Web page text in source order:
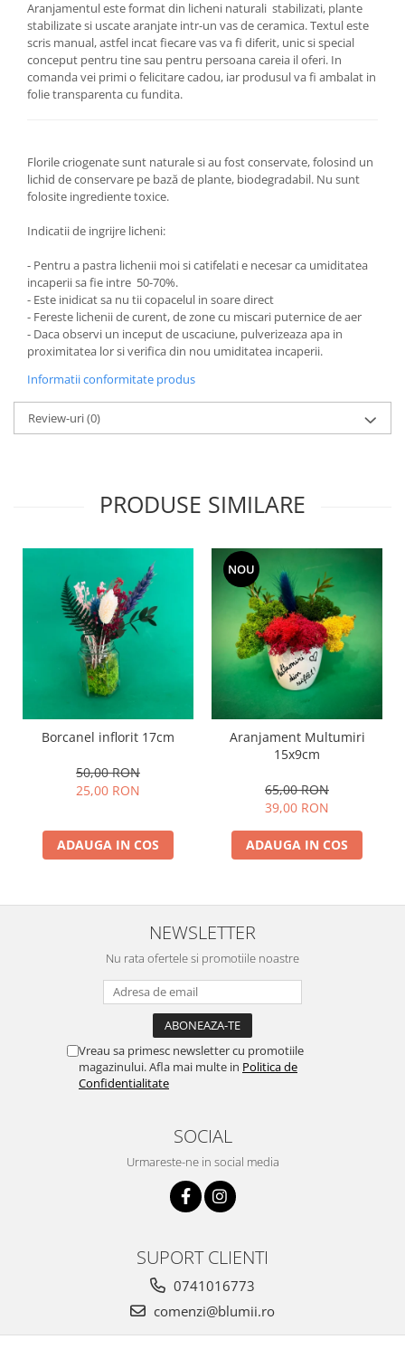
Aranjamentul este format din licheni naturali stabilizati, plante
stabilizate si uscate aranjate intr-un vas de ceramica. Textul este
scris manual, astfel incat fiecare vas va fi diferit, unic si special
conceput pentru tine sau pentru persoana careia il oferi. In
comanda vei primi o felicitare cadou, iar produsul va fi ambalat in
folie transparenta cu fundita.
Florile criogenate sunt naturale si au fost conservate, folosind un
lichid de conservare pe bază de plante, biodegradabil. Nu sunt
folosite ingrediente toxice.
Indicatii de ingrijre licheni:
- Pentru a pastra lichenii moi si catifelati e necesar ca umiditatea
incaperii sa fie intre 50-70%.
- Este inidicat sa nu tii copacelul in soare direct
- Fereste lichenii de curent, de zone cu miscari puternice de aer
- Daca observi un inceput de uscaciune, pulverizeaza apa in
proximitatea lor si verifica din nou umiditatea incaperii.
Informatii conformitate produs
Review-uri(0)
PRODUSE SIMILARE
Borcanel inflorit 17cm
50,00 RON
25,00 RON
ADAUGA IN COS
NOU
Aranjament Multumiri
15x9cm
65,00 RON
39,00 RON
ADAUGA IN COS
NEWSLETTER
Nu rata ofertele si promotiile noastre
Vreau sa primesc newsletter cu promotiile
magazinului. Afla mai multe in Politica de
Confidentialitate
SOCIAL
Urmareste-ne in social media
SUPORT CLIENTI
0741016773
comenzi@blumii.ro